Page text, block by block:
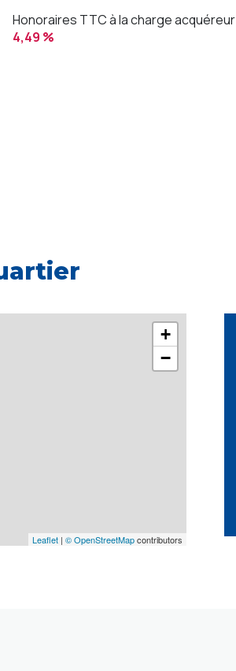
Honoraires TTC à la charge acquéreur
4,49 %
+
−
Leaflet | © OpenStreetMapcontributors